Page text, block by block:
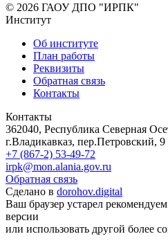
© 2026 ГАОУ ДПО "ИРПК"
Институт
Об институте
План работы
Реквизиты
Обратная связь
Контакты
Контакты
362040, Республика Северная
г.Владикавказ, пер.Петровский, 9
+7 (867-2) 53-49-72
irpk@mon.alania.gov.ru
Обратная связь
Сделано в dorohov.digital
Ваш браузер устарел
версии
или использовать другой более